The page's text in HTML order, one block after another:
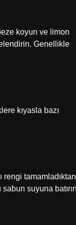
koyun ve limon
Genellikle
kıyasla bazı
rengi tamamladıktan
suyuna